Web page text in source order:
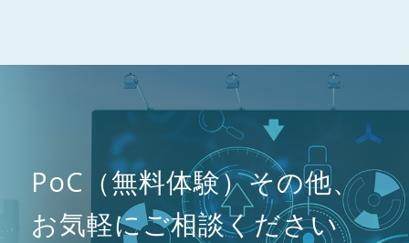
PoC（無料体験）その他、
お気軽にご相談ください